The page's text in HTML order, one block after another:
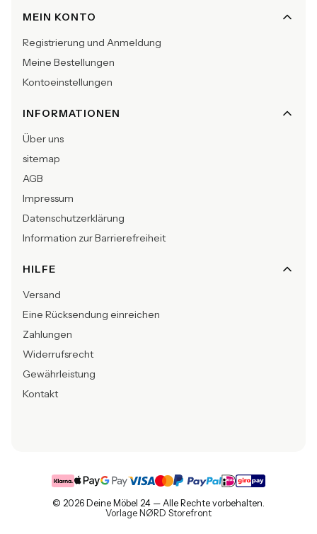
Fußzeilenmenü
MEIN KONTO
Registrierung und Anmeldung
Meine Bestellungen
Kontoeinstellungen
INFORMATIONEN
Über uns
sitemap
AGB
Impressum
Datenschutzerklärung
Information zur Barrierefreiheit
HILFE
Versand
Eine Rücksendung einreichen
Zahlungen
Widerrufsrecht
Gewährleistung
Kontakt
© 2026 Deine Möbel 24 — Alle Rechte vorbehalten.
Vorlage NØRD Storefront